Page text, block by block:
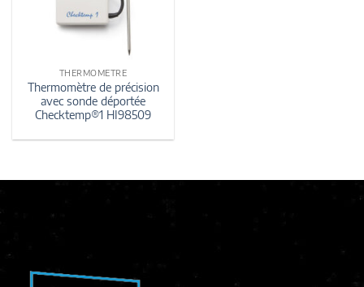
THERMOMETRE
Thermomètre de précision
avec sonde déportée
Checktemp®1 HI98509